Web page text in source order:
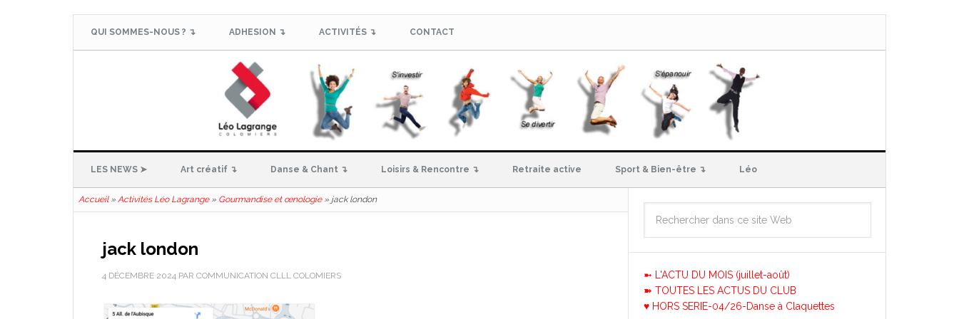
QUI SOMMES-NOUS ? ↴ ADHESION ↴ ACTIVITÉS ↴ CONTACT
LES NEWS ➤ Art créatif ↴ Danse & Chant ↴ Loisirs & Rencontre ↴ Retraite active Sport & Bien-être ↴ Léo
Accueil» Activités Léo Lagrange» Gourmandise et œnologie» jack london
jack london
4 DÉCEMBRE 2024 PAR COMMUNICATION CLLL COLOMIERS
➼ L'ACTU DU MOIS (juillet-août)
➽ TOUTES LES ACTUS DU CLUB
♥ HORS SERIE-04/26-Danse à Claquettes